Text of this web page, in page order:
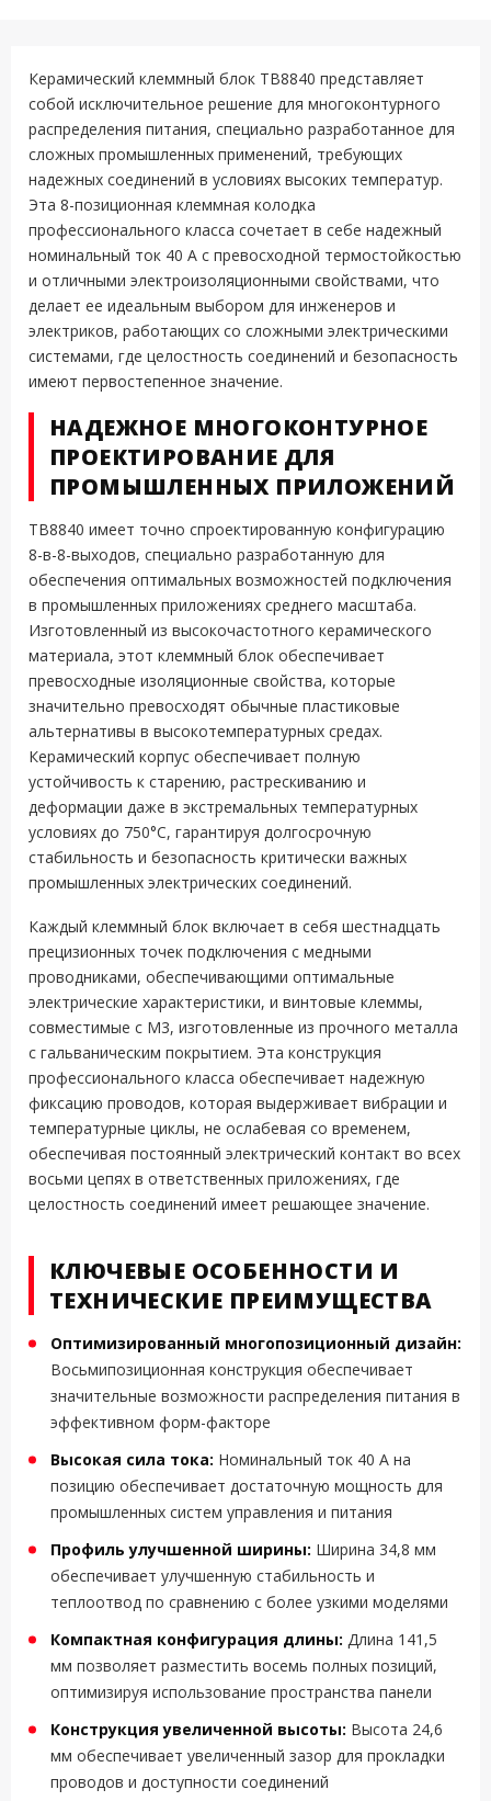
Керамический клеммный блок TB8840 представляет
собой исключительное решение для многоконтурного
распределения питания, специально разработанное для
сложных промышленных применений, требующих
надежных соединений в условиях высоких температур.
Эта 8-позиционная клеммная колодка
профессионального класса сочетает в себе надежный
номинальный ток 40 А с превосходной термостойкостью
и отличными электроизоляционными свойствами, что
делает ее идеальным выбором для инженеров и
электриков, работающих со сложными электрическими
системами, где целостность соединений и безопасность
имеют первостепенное значение.
НАДЕЖНОЕ МНОГОКОНТУРНОЕ
ПРОЕКТИРОВАНИЕ ДЛЯ
ПРОМЫШЛЕННЫХ ПРИЛОЖЕНИЙ
TB8840 имеет точно спроектированную конфигурацию
8-в-8-выходов, специально разработанную для
обеспечения оптимальных возможностей подключения
в промышленных приложениях среднего масштаба.
Изготовленный из высокочастотного керамического
материала, этот клеммный блок обеспечивает
превосходные изоляционные свойства, которые
значительно превосходят обычные пластиковые
альтернативы в высокотемпературных средах.
Керамический корпус обеспечивает полную
устойчивость к старению, растрескиванию и
деформации даже в экстремальных температурных
условиях до 750°C, гарантируя долгосрочную
стабильность и безопасность критически важных
промышленных электрических соединений.
Каждый клеммный блок включает в себя шестнадцать
прецизионных точек подключения с медными
проводниками, обеспечивающими оптимальные
электрические характеристики, и винтовые клеммы,
совместимые с M3, изготовленные из прочного металла
с гальваническим покрытием. Эта конструкция
профессионального класса обеспечивает надежную
фиксацию проводов, которая выдерживает вибрации и
температурные циклы, не ослабевая со временем,
обеспечивая постоянный электрический контакт во всех
восьми цепях в ответственных приложениях, где
целостность соединений имеет решающее значение.
КЛЮЧЕВЫЕ ОСОБЕННОСТИ И
ТЕХНИЧЕСКИЕ ПРЕИМУЩЕСТВА
Оптимизированный многопозиционный дизайн:
Восьмипозиционная конструкция обеспечивает
значительные возможности распределения питания в
эффективном форм-факторе
Высокая сила тока: Номинальный ток 40 А на
позицию обеспечивает достаточную мощность для
промышленных систем управления и питания
Профиль улучшенной ширины: Ширина 34,8 мм
обеспечивает улучшенную стабильность и
теплоотвод по сравнению с более узкими моделями
Компактная конфигурация длины: Длина 141,5
мм позволяет разместить восемь полных позиций,
оптимизируя использование пространства панели
Конструкция увеличенной высоты: Высота 24,6
мм обеспечивает увеличенный зазор для прокладки
проводов и доступности соединений